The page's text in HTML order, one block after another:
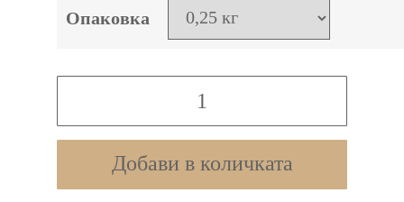
Опаковка
Stoll
Organic
Добави в количката